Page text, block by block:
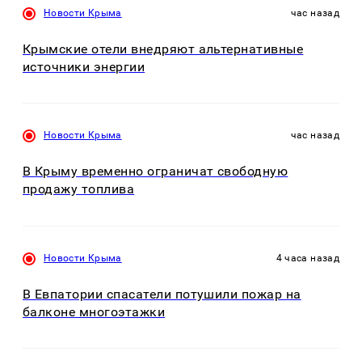
Новости Крыма час назад
Крымские отели внедряют альтернативные
источники энергии
Новости Крыма час назад
В Крыму временно ограничат свободную
продажу топлива
Новости Крыма 4 часа назад
В Евпатории спасатели потушили пожар на
балконе многоэтажки